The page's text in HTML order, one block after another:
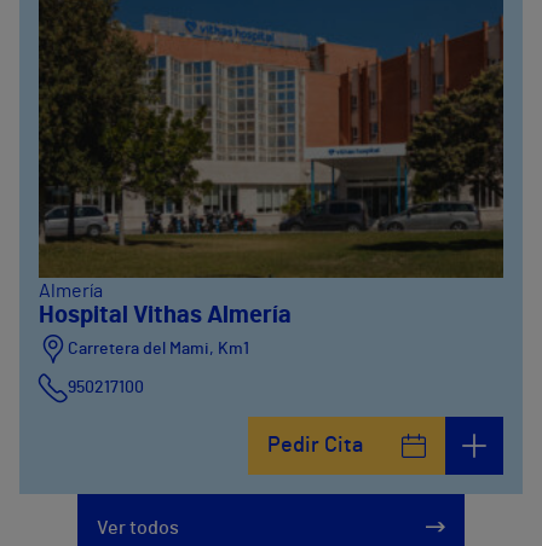
Almería
Hospital Vithas Almería
Carretera del Mami, Km1
950217100
Pedir Cita
Ver todos